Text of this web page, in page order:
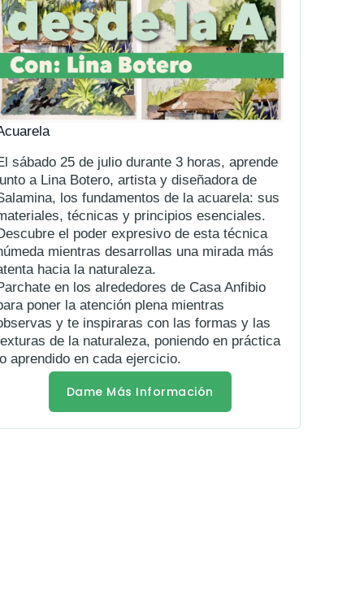
sábado 25 de julio durante 3 horas, aprende
a Lina Botero, artista y diseñadora de
los fundamentos de la acuarela: sus
técnicas y principios esenciales.
el poder expresivo de esta técnica
mientras desarrollas una mirada más
hacia la naturaleza.
en los alrededores de Casa Anfibio
poner la atención plena mientras
y te inspiraras con las formas y las
de la naturaleza, poniendo en práctica
aprendido en cada ejercicio.
Dame Más Información